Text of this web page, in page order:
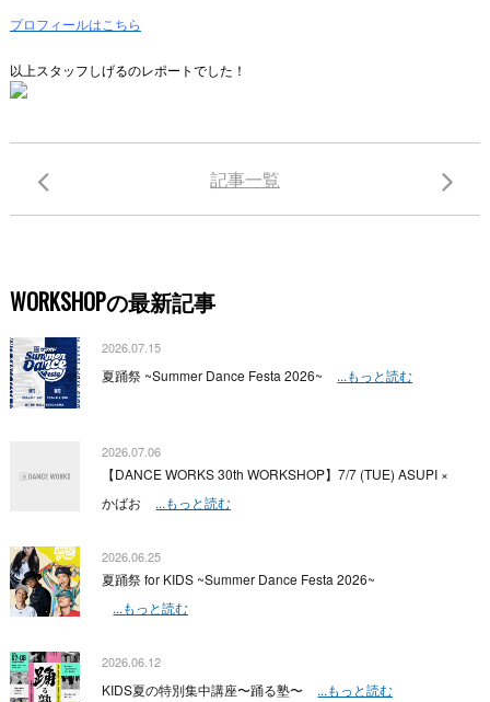
プロフィールはこちら
以上スタッフしげるのレポートでした！
記事一覧
WORKSHOPの最新記事
2026.07.15
夏踊祭 ~Summer Dance Festa 2026~ ...もっと読む
2026.07.06
【DANCE WORKS 30th WORKSHOP】7/7 (TUE) ASUPI ×
かばお
...もっと読む
2026.06.25
夏踊祭 for KIDS ~Summer Dance Festa 2026~
...もっと読む
2026.06.12
KIDS夏の特別集中講座〜踊る塾〜 ...もっと読む